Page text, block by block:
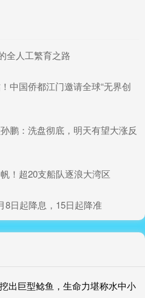
全人工繁育之路
中国侨都江门邀请全球“无界创
鹏：洗盘彻底，明天有望大涨反
！超20支船队逐浪大湾区
8日起降息，15日起降准
出巨型鲶鱼，生命力堪称水中小